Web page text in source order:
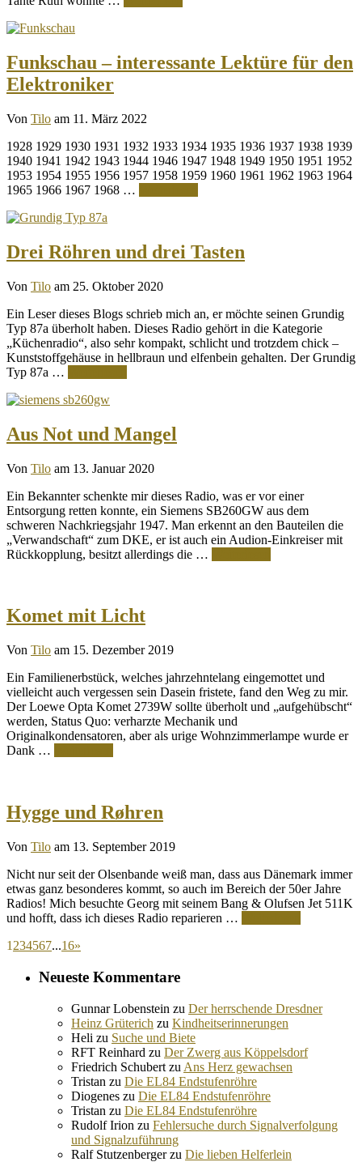
Funkschau – interessante Lektüre für den
Elektroniker
Von Tilo am 11. März 2022
1928 1929 1930 1931 1932 1933 1934 1935 1936 1937 1938 1939
1940 1941 1942 1943 1944 1946 1947 1948 1949 1950 1951 1952
1953 1954 1955 1956 1957 1958 1959 1960 1961 1962 1963 1964
1965 1966 1967 1968 …
Drei Röhren und drei Tasten
Von Tilo am 25. Oktober 2020
Ein Leser dieses Blogs schrieb mich an, er möchte seinen Grundig
Typ 87a überholt haben. Dieses Radio gehört in die Kategorie
„Küchenradio“, also sehr kompakt, schlicht und trotzdem chick –
Kunststoffgehäuse in hellbraun und elfenbein gehalten. Der Grundig
Typ 87a …
Aus Not und Mangel
Von Tilo am 13. Januar 2020
Ein Bekannter schenkte mir dieses Radio, was er vor einer
Entsorgung retten konnte, ein Siemens SB260GW aus dem
schweren Nachkriegsjahr 1947. Man erkennt an den Bauteilen die
„Verwandschaft“ zum DKE, er ist auch ein Audion-Einkreiser mit
Rückkopplung, besitzt allerdings die …
Komet mit Licht
Von Tilo am 15. Dezember 2019
Ein Familienerbstück, welches jahrzehntelang eingemottet und
vielleicht auch vergessen sein Dasein fristete, fand den Weg zu mir.
Der Loewe Opta Komet 2739W sollte überholt und „aufgehübscht“
werden, Status Quo: verharzte Mechanik und
Originalkondensatoren, aber als urige Wohnzimmerlampe wurde er
Dank …
Hygge und Røhren
Von Tilo am 13. September 2019
Nicht nur seit der Olsenbande weiß man, dass aus Dänemark immer
etwas ganz besonderes kommt, so auch im Bereich der 50er Jahre
Radios! Mich besuchte Georg mit seinem Bang & Olufsen Jet 511K
und hofft, dass ich dieses Radio reparieren …
1 234567...16»
Neueste Kommentare
Gunnar Lobenstein zu Der herrschende Dresdner
Heinz Grüterich zu Kindheitserinnerungen
Heli zu Suche und Biete
RFT Reinhard zu Der Zwerg aus Köppelsdorf
Friedrich Schubert zu Ans Herz gewachsen
Tristan zu Die EL84 Endstufenröhre
Diogenes zu Die EL84 Endstufenröhre
Tristan zu Die EL84 Endstufenröhre
Rudolf Irion zu Fehlersuche durch Signalverfolgung
und Signalzuführung
Ralf Stutzenbergerzu Die lieben Helferlein